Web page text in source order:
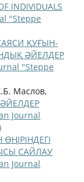
INDIVIDUALS
"Steppe
ҚУҒЫН-
ӘЙЕЛДЕР
"Steppe
Маслов,
Journal
САЙЛАУ
Journal